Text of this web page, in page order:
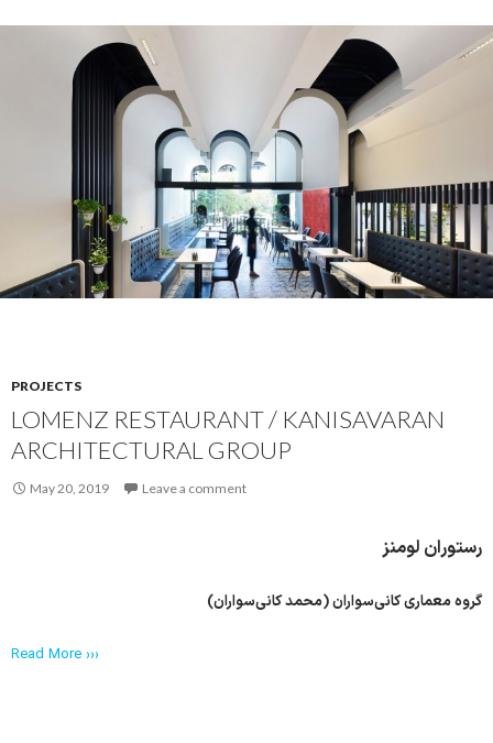
PROJECTS
LOMENZ RESTAURANT / KANISAVARAN
ARCHITECTURAL GROUP
May 20, 2019 Leave a comment
رستوران لومنز
گروه معماری کانی‌سواران (محمد کانی‌سواران)
Read More ›››